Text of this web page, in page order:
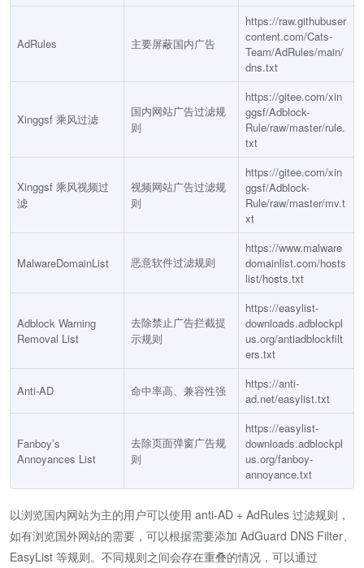
AdRules 主要屏蔽国内广告
https://raw.githubuser
content.com/Cats-
Team/AdRules/main/
dns.txt
Xinggsf 乘风过滤
国内网站广告过滤规
则
https://gitee.com/xin
ggsf/Adblock-
Rule/raw/master/rule.
txt
Xinggsf 乘风视频过
滤
视频网站广告过滤规
则
https://gitee.com/xin
ggsf/Adblock-
Rule/raw/master/mv.t
xt
MalwareDomainList 恶意软件过滤规则
https://www.malware
domainlist.com/hosts
list/hosts.txt
Adblock Warning
Removal List
去除禁止广告拦截提
示规则
https://easylist-
downloads.adblockpl
us.org/antiadblockfilt
ers.txt
Anti-AD 命中率高、兼容性强
https://anti-
ad.net/easylist.txt
Fanboy’s
Annoyances List
去除页面弹窗广告规
则
https://easylist-
downloads.adblockpl
us.org/fanboy-
annoyance.txt
以浏览国内网站为主的用户可以使用 anti-AD + AdRules 过滤规则，
如有浏览国外网站的需要，可以根据需要添加 AdGuard DNS Filter、
EasyList 等规则。不同规则之间会存在重叠的情况，可以通过